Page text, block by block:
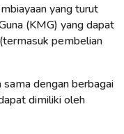
yang turut
(KMG) yang dapat
pembelian
dengan berbagai
dimiliki oleh